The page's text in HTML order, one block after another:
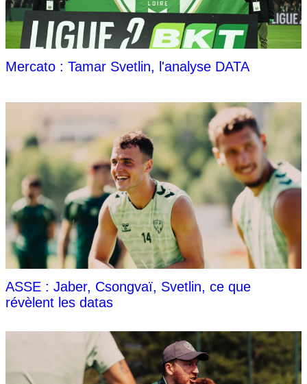
Mercato : Tamar Svetlin, l'analyse DATA
ASSE : Jaber, Csongvaï, Svetlin, ce que
révèlent les datas